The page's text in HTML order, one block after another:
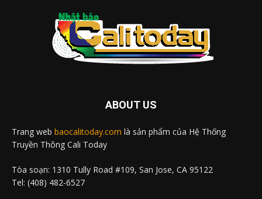
ABOUT US
Trang web baocalitoday.com là sản phẩm của Hệ Thống
Truyền Thông Cali Today
Tòa soạn: 1310 Tully Road #109, San Jose, CA 95122
Tel: (408) 482-6527